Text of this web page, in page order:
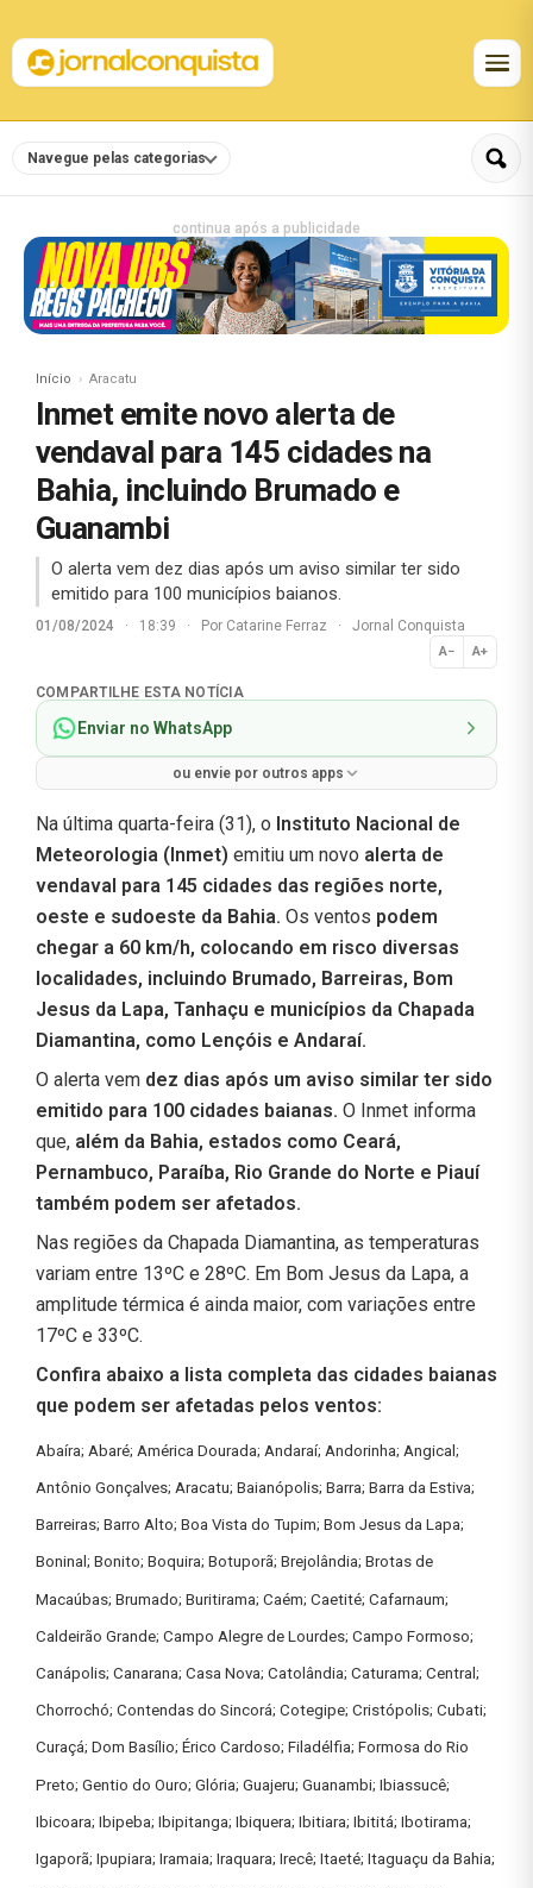
Navegue pelas categorias
continua após a publicidade
Início Aracatu
Inmet emite novo alerta de
vendaval para 145 cidades na
Bahia, incluindo Brumado e
Guanambi
O alerta vem dez dias após um aviso similar ter sido
emitido para 100 municípios baianos.
01/08/2024 · 18:39 · Por Catarine Ferraz · Jornal Conquista
A− A+
Normal
COMPARTILHE ESTA NOTÍCIA
Enviar no WhatsApp
ou envie por outros apps
Na última quarta-feira (31), o Instituto Nacional de
Meteorologia (Inmet) emitiu um novo alerta de
vendaval para 145 cidades das regiões norte,
oeste e sudoeste da Bahia. Os ventos podem
chegar a 60 km/h, colocando em risco diversas
localidades, incluindo Brumado, Barreiras, Bom
Jesus da Lapa, Tanhaçu e municípios da Chapada
Diamantina, como Lençóis e Andaraí.
O alerta vem dez dias após um aviso similar ter sido
emitido para 100 cidades baianas. O Inmet informa
que, além da Bahia, estados como Ceará,
Pernambuco, Paraíba, Rio Grande do Norte e Piauí
também podem ser afetados.
Nas regiões da Chapada Diamantina, as temperaturas
variam entre 13ºC e 28ºC. Em Bom Jesus da Lapa, a
amplitude térmica é ainda maior, com variações entre
17ºC e 33ºC.
Confira abaixo a lista completa das cidades baianas
que podem ser afetadas pelos ventos:
Abaíra; Abaré; América Dourada; Andaraí; Andorinha; Angical;
Antônio Gonçalves; Aracatu; Baianópolis; Barra; Barra da Estiva;
Barreiras; Barro Alto; Boa Vista do Tupim; Bom Jesus da Lapa;
Boninal; Bonito; Boquira; Botuporã; Brejolândia; Brotas de
Macaúbas; Brumado; Buritirama; Caém; Caetité; Cafarnaum;
Caldeirão Grande; Campo Alegre de Lourdes; Campo Formoso;
Canápolis; Canarana; Casa Nova; Catolândia; Caturama; Central;
Chorrochó; Contendas do Sincorá; Cotegipe; Cristópolis; Cubati;
Curaçá; Dom Basílio; Érico Cardoso; Filadélfia; Formosa do Rio
Preto; Gentio do Ouro; Glória; Guajeru; Guanambi; Ibiassucê;
Ibicoara; Ibipeba; Ibipitanga; Ibiquera; Ibitiara; Ibititá; Ibotirama;
Igaporã; Ipupiara; Iramaia; Iraquara; Irecê; Itaeté; Itaguaçu da Bahia;